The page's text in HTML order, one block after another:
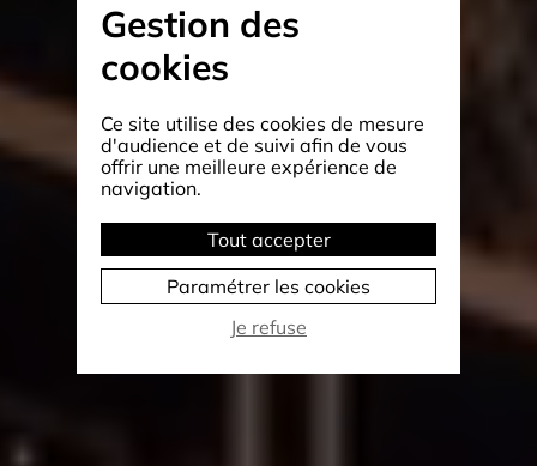
Gestion des
cookies
Ce site utilise des cookies de mesure
d'audience et de suivi afin de vous
offrir une meilleure expérience de
navigation.
Tout accepter
Paramétrer les cookies
Je refuse